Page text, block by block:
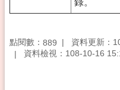
錄。
點閱數： 889
資料更新：
資料檢視：108-10-16